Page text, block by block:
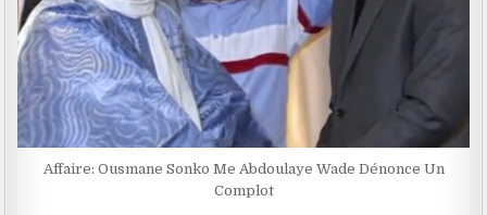
Affaire: Ousmane Sonko Me Abdoulaye Wade Dénonce Un
Complot